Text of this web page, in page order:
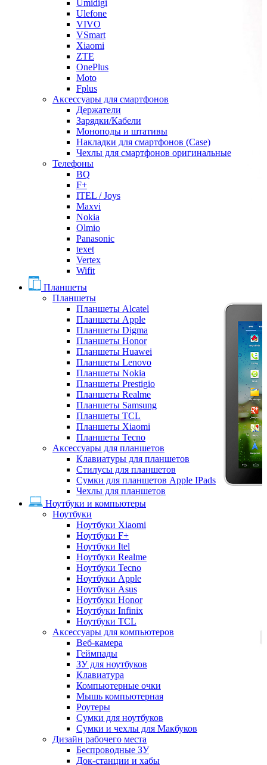
Umidigi
Ulefone
VIVO
VSmart
Xiaomi
ZTE
OnePlus
Moto
Fplus
Аксессуары для смартфонов
Держатели
Зарядки/Кабели
Моноподы и штативы
Накладки для смартфонов (Case)
Чехлы для смартфонов оригинальные
Телефоны
BQ
F+
ITEL / Joys
Maxvi
Nokia
Olmio
Panasonic
texet
Vertex
Wifit
Планшеты
Планшеты
Планшеты Alcatel
Планшеты Apple
Планшеты Digma
Планшеты Honor
Планшеты Huawei
Планшеты Lenovo
Планшеты Nokia
Планшеты Prestigio
Планшеты Realme
Планшеты Samsung
Планшеты TCL
Планшеты Xiaomi
Планшеты Tecno
Аксессуары для планшетов
Клавиатуры для планшетов
Стилусы для планшетов
Сумки для планшетов Apple IPads
Чехлы для планшетов
Ноутбуки и компьютеры
Ноутбуки
Ноутбуки Xiaomi
Ноутбуки F+
Ноутбуки Itel
Ноутбуки Realme
Ноутбуки Tecno
Ноутбуки Apple
Ноутбуки Asus
Ноутбуки Honor
Ноутбуки Infinix
Ноутбуки TCL
Аксессуары для компьютеров
Веб-камера
Геймпады
ЗУ для ноутбуков
Клавиатура
Компьютерные очки
Мышь компьютерная
Роутеры
Сумки для ноутбуков
Сумки и чехлы для Макбуков
Дизайн рабочего места
Беспроводные ЗУ
Док-станции и хабы